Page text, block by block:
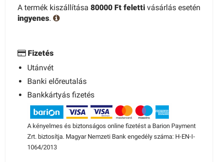
A termék kiszállítása 80000 Ft feletti vásárlás esetén
ingyenes.
Fizetés
Utánvét
Banki előreutalás
Bankkártyás fizetés
A kényelmes és biztonságos online fizetést a Barion Payment
Zrt. biztosítja. Magyar Nemzeti Bank engedély száma: H-EN-I-
1064/2013